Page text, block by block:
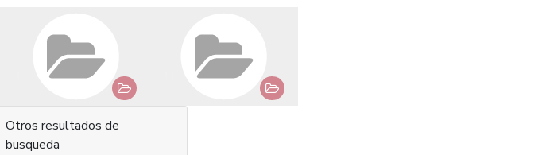
Otros resultados de
busqueda